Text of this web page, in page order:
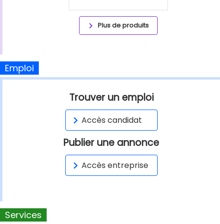
Plus de produits
Emploi
Trouver un emploi
Accès candidat
Publier une annonce
Accès entreprise
Services